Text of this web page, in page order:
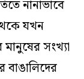
নানাভাবে
যখন
সংখ্যা